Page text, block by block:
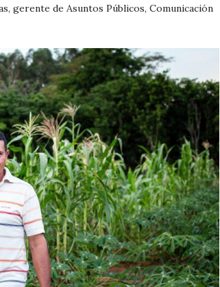
gerente de Asuntos Públicos, Comunicación